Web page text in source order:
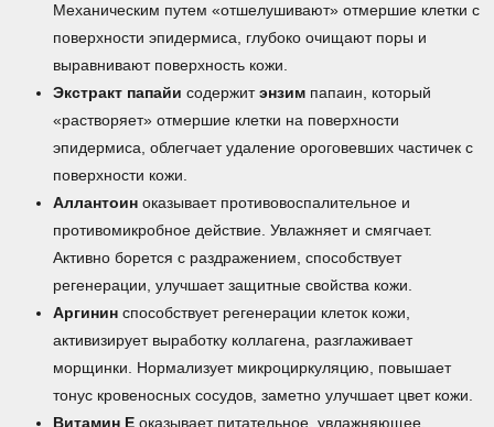
Механическим путем «отшелушивают» отмершие клетки с
поверхности эпидермиса, глубоко очищают поры и
выравнивают поверхность кожи.
Экстракт папайи содержитэнзим папаин, который
«растворяет» отмершие клетки на поверхности
эпидермиса, облегчает удаление ороговевших частичек с
поверхности кожи.
Аллантоин оказывает противовоспалительное и
противомикробное действие. Увлажняет и смягчает.
Активно борется с раздражением, способствует
регенерации, улучшает защитные свойства кожи.
Аргинин способствует регенерации клеток кожи,
активизирует выработку коллагена, разглаживает
морщинки. Нормализует микроциркуляцию, повышает
тонус кровеносных сосудов, заметно улучшает цвет кожи.
Витамин Е оказывает питательное, увлажняющее,